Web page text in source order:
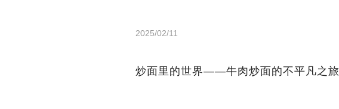
2025/02/11
炒面里的世界——牛肉炒面的不平凡之旅